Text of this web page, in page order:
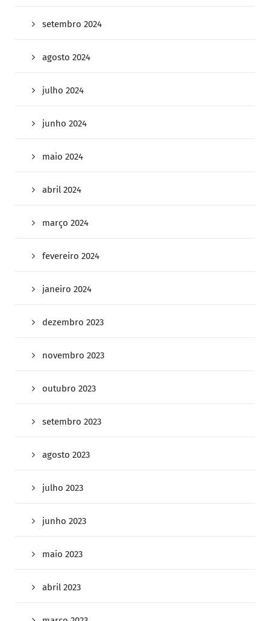
setembro 2024
agosto 2024
julho 2024
junho 2024
maio 2024
abril 2024
março 2024
fevereiro 2024
janeiro 2024
dezembro 2023
novembro 2023
outubro 2023
setembro 2023
agosto 2023
julho 2023
junho 2023
maio 2023
abril 2023